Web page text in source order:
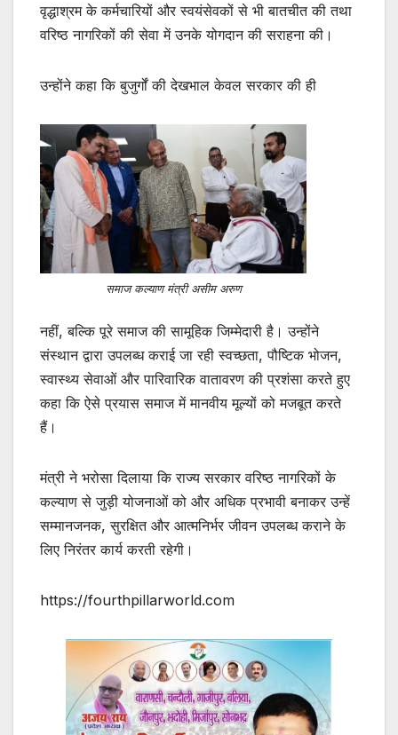
वृद्धाश्रम के कर्मचारियों और स्वयंसेवकों से भी बातचीत की तथा
वरिष्ठ नागरिकों की सेवा में उनके योगदान की सराहना की।
उन्होंने कहा कि बुजुर्गों की देखभाल केवल सरकार की ही
समाज कल्याण मंत्री असीम अरुण
नहीं, बल्कि पूरे समाज की सामूहिक जिम्मेदारी है। उन्होंने
संस्थान द्वारा उपलब्ध कराई जा रही स्वच्छता, पौष्टिक भोजन,
स्वास्थ्य सेवाओं और पारिवारिक वातावरण की प्रशंसा करते हुए
कहा कि ऐसे प्रयास समाज में मानवीय मूल्यों को मजबूत करते
हैं।
मंत्री ने भरोसा दिलाया कि राज्य सरकार वरिष्ठ नागरिकों के
कल्याण से जुड़ी योजनाओं को और अधिक प्रभावी बनाकर उन्हें
सम्मानजनक, सुरक्षित और आत्मनिर्भर जीवन उपलब्ध कराने के
लिए निरंतर कार्य करती रहेगी।
https://fourthpillarworld.com